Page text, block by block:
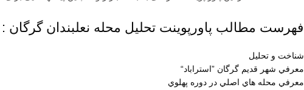
فهرست مطالب پاورپوینت تحلیل محله نعلبندان گرگان :
شناخت و تحليل
معرفي شهر قديم گرگان ”استراباد“
معرفي محله هاي اصلي در دوره پهلوي